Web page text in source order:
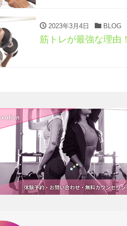
2023年3月4日 BLOG
筋トレが最強な理由